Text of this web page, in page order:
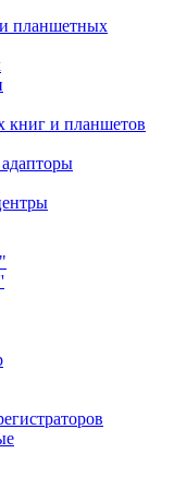
планшетных
книг и планшетов